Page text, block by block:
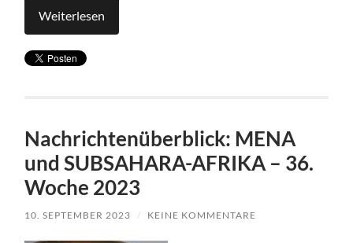
Weiterlesen
Nachrichtenüberblick: MENA
und SUBSAHARA-AFRIKA – 36.
Woche 2023
10. SEPTEMBER 2023 / KEINE KOMMENTARE